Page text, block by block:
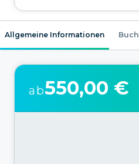
Allgemeine Informationen
ab550,00 €